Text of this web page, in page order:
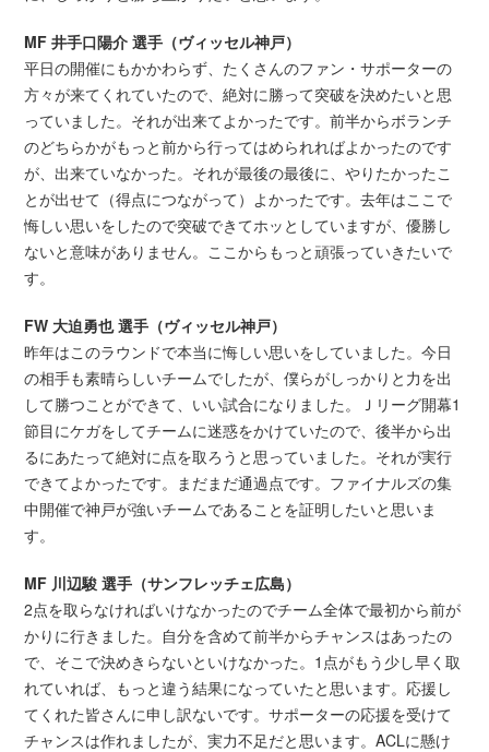
MF 井手口陽介 選手（ヴィッセル神戸）
平日の開催にもかかわらず、たくさんのファン・サポーターの
方々が来てくれていたので、絶対に勝って突破を決めたいと思
っていました。それが出来てよかったです。前半からボランチ
のどちらかがもっと前から行ってはめられればよかったのです
が、出来ていなかった。それが最後の最後に、やりたかったこ
とが出せて（得点につながって）よかったです。去年はここで
悔しい思いをしたので突破できてホッとしていますが、優勝し
ないと意味がありません。ここからもっと頑張っていきたいで
す。
FW 大迫勇也 選手（ヴィッセル神戸）
昨年はこのラウンドで本当に悔しい思いをしていました。今日
の相手も素晴らしいチームでしたが、僕らがしっかりと力を出
して勝つことができて、いい試合になりました。Ｊリーグ開幕1
節目にケガをしてチームに迷惑をかけていたので、後半から出
るにあたって絶対に点を取ろうと思っていました。それが実行
できてよかったです。まだまだ通過点です。ファイナルズの集
中開催で神戸が強いチームであることを証明したいと思いま
す。
MF 川辺駿 選手（サンフレッチェ広島）
2点を取らなければいけなかったのでチーム全体で最初から前が
かりに行きました。自分を含めて前半からチャンスはあったの
で、そこで決めきらないといけなかった。1点がもう少し早く取
れていれば、もっと違う結果になっていたと思います。応援し
てくれた皆さんに申し訳ないです。サポーターの応援を受けて
チャンスは作れましたが、実力不足だと思います。ACLに懸け